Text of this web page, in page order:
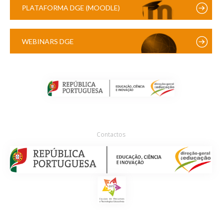
PLATAFORMA DGE (MOODLE)
WEBINARS DGE
Contactos